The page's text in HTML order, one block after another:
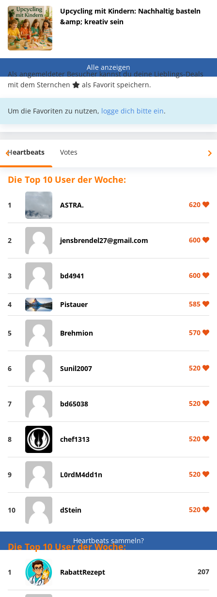
Upcycling mit Kindern: Nachhaltig basteln
&amp; kreativ sein
Alle anzeigen
Als angemeldeter Besucher kannst du deine Lieblings-Deals
mit dem Sternchen
als Favorit speichern.
Um die Favoriten zu nutzen, logge dich bitte ein.
Heartbeats Votes
Die Top 10 User der Woche:
1 ASTRA. 620
2 jensbrendel27@gmail.com 600
3 bd4941 600
4 Pistauer 585
5 Brehmion 570
6 Sunil2007 520
7 bd65038 520
8 chef1313 520
9 L0rdM4dd1n 520
10 dStein 520
Heartbeats sammeln?
Die Top 10 User der Woche:
1 RabattRezept 207